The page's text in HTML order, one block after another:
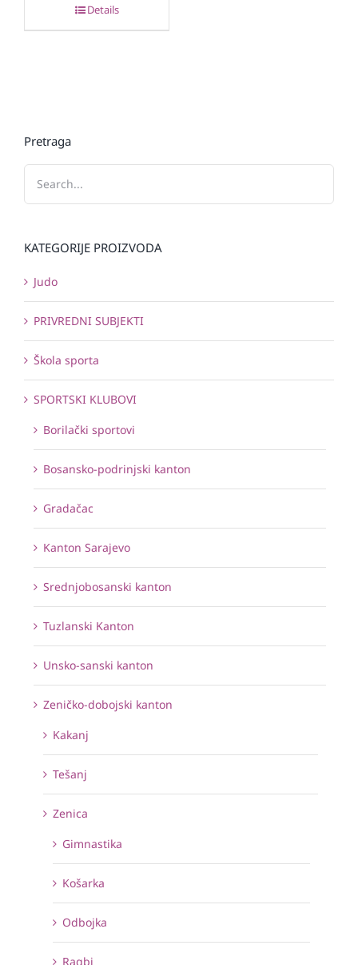
Details
Pretraga
KATEGORIJE PROIZVODA
Judo
PRIVREDNI SUBJEKTI
Škola sporta
SPORTSKI KLUBOVI
Borilački sportovi
Bosansko-podrinjski kanton
Gradačac
Kanton Sarajevo
Srednjobosanski kanton
Tuzlanski Kanton
Unsko-sanski kanton
Zeničko-dobojski kanton
Kakanj
Tešanj
Zenica
Gimnastika
Košarka
Odbojka
Ragbi